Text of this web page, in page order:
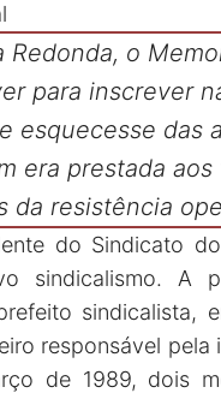
o
para inscrever
esquecesse das
era prestada
da resistência
do Sindicato
sindicalismo. A
sindicalista,
responsável
de 1989, dois